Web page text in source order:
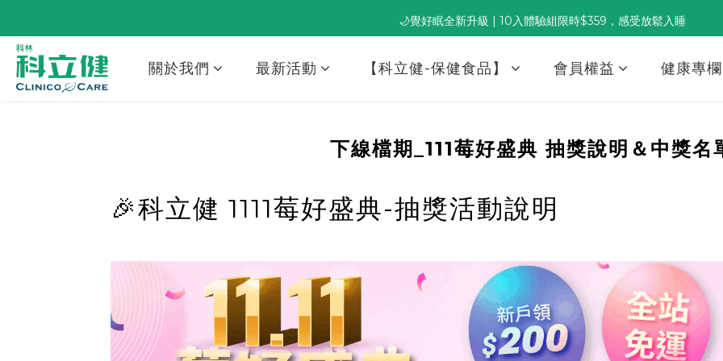
董事長推薦保養組合｜體驗價 $1,800 起，最高享 6 折
🌙覺好眠全新升級 | 10入體驗組限時$359，感受放鬆入睡
關於我們 最新活動 【科立健-保健食品】 會員權益 健康專欄
下線檔期_111莓好盛典 抽獎說明＆中獎名
🎉科立健 1111莓好盛典-抽獎活動說明